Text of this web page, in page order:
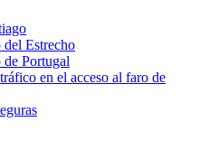
del Estrecho
de Portugal
en el acceso al faro de